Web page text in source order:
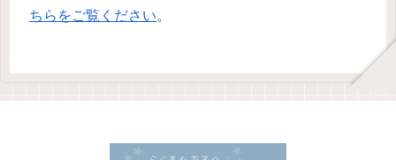
ちらをご覧ください。